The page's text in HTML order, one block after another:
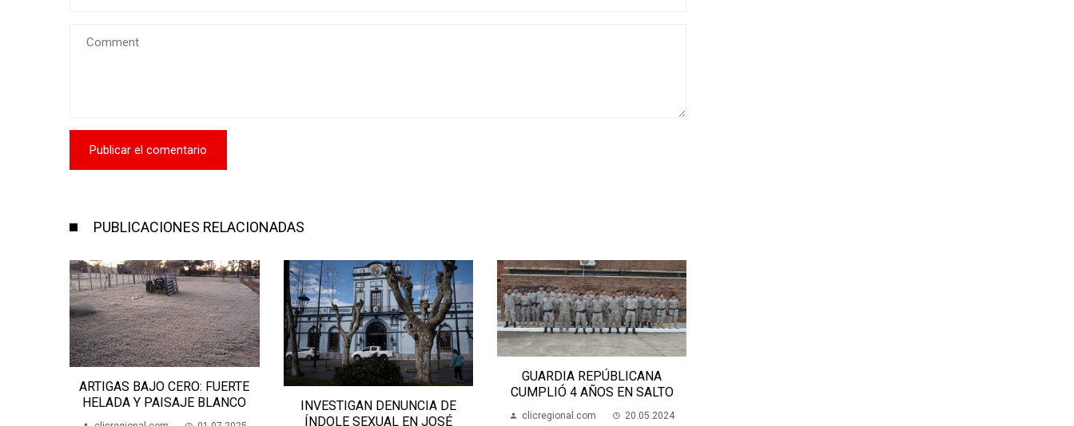
PUBLICACIONES RELACIONADAS
ARTIGAS BAJO CERO: FUERTE
HELADA Y PAISAJE BLANCO
INVESTIGAN DENUNCIA DE
ÍNDOLE SEXUAL EN JOSÉ
GUARDIA REPÚBLICANA
CUMPLIÓ 4 AÑOS EN SALTO
clicregional.com 20.05.2024